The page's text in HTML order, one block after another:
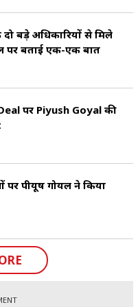
बड़े अधिकारियों से मिले
पर बताई एक-एक बात
पर Piyush Goyal की
पर पीयूष गोयल ने किया